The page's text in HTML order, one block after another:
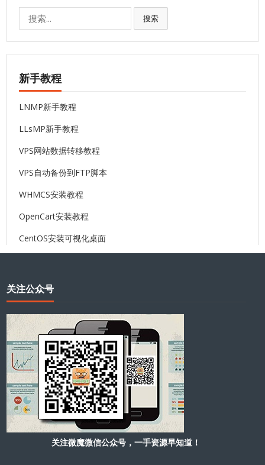
搜索
新手教程
LNMP新手教程
LLsMP新手教程
VPS网站数据转移教程
VPS自动备份到FTP脚本
WHMCS安装教程
OpenCart安装教程
CentOS安装可视化桌面
关注公众号
关注微魔微信公众号，一手资源早知道！